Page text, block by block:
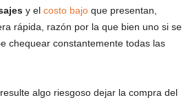
y el costo bajo que presentan,
rápida, razón por la que bien uno si se
chequear constantemente todas las
algo riesgoso dejar la compra del